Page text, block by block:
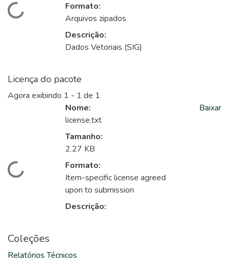
Carregando...
Formato:
Arquivos zipados
Descrição:
Dados Vetoriais (SIG)
Licença do pacote
Agora exibindo 1 - 1 de 1
Carregando...
Nome:
license.txt
Tamanho:
2.27 KB
Formato:
Item-specific license agreed
upon to submission
Descrição:
Baixar
Coleções
Relatórios Técnicos